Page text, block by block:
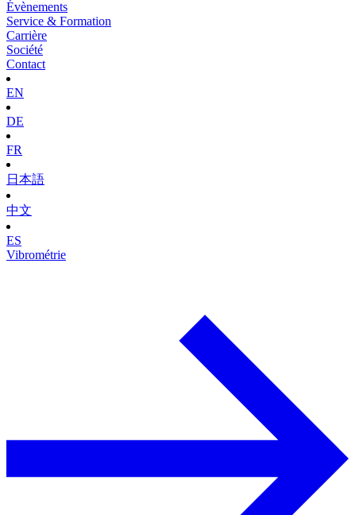
Évènements
Service & Formation
Carrière
Société
Contact
EN
DE
FR
日本語
中文
ES
Vibrométrie